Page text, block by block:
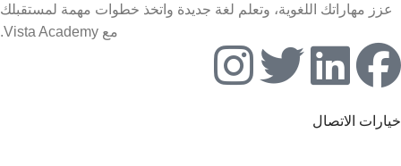
عزز مهاراتك اللغوية، وتعلم لغة جديدة واتخذ خطوات مهمة لمستقبلك
مع Vista Academy.
خيارات الاتصال